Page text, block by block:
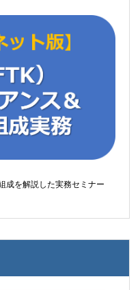
成を解説した実務セミナー